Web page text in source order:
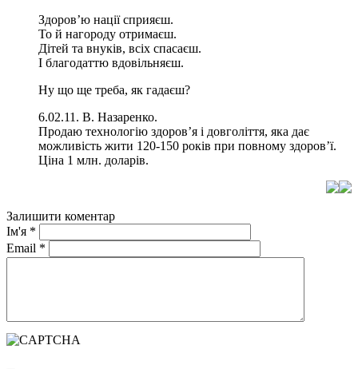
Здоров’ю нації сприяєш.
То й нагороду отримаєш.
Дітей та внуків, всіх спасаєш.
І благодаттю вдовільняєш.
Ну що ще треба, як гадаєш?
6.02.11. В. Назаренко.
Продаю технологію здоров’я і довголіття, яка дає
можливість жити 120-150 років при повному здоров’ї.
Ціна 1 млн. доларів.
Залишити коментар
Ім'я *
Email *